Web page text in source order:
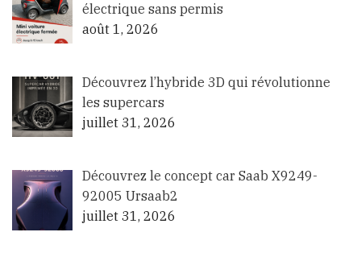
électrique sans permis
août 1, 2026
Découvrez l’hybride 3D qui révolutionne
les supercars
juillet 31, 2026
Découvrez le concept car Saab X9249-
92005 Ursaab2
juillet 31, 2026